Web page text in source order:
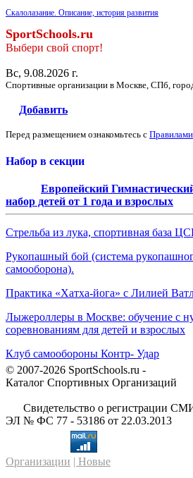
Скалолазание. Описание, история развития
SportSchools.ru
Выбери свой спорт!
Вс, 9.08.2026 г.
Спортивные организации в Москве, СПб,
Добавить
Перед размещением ознакомьтесь с Правилами
Набор в секции
Европейский
набор детей от 1 года и взрослых
Стрельба из лука, спортивная база
Рукопашный бой (система
самооборона).
Практика «Хатха-йога» с Лилией
Лыжероллеры в Москве: обучение с
соревнованиям для детей и взрослых
Клуб самообороны Контр- Удар
© 2007-2026 SportSchools.ru -
Каталог Спортивных Организаций
Свидетельство о регистрации
ЭЛ № ФС 77 - 53186 от 22.03.2013
Организации | Новые